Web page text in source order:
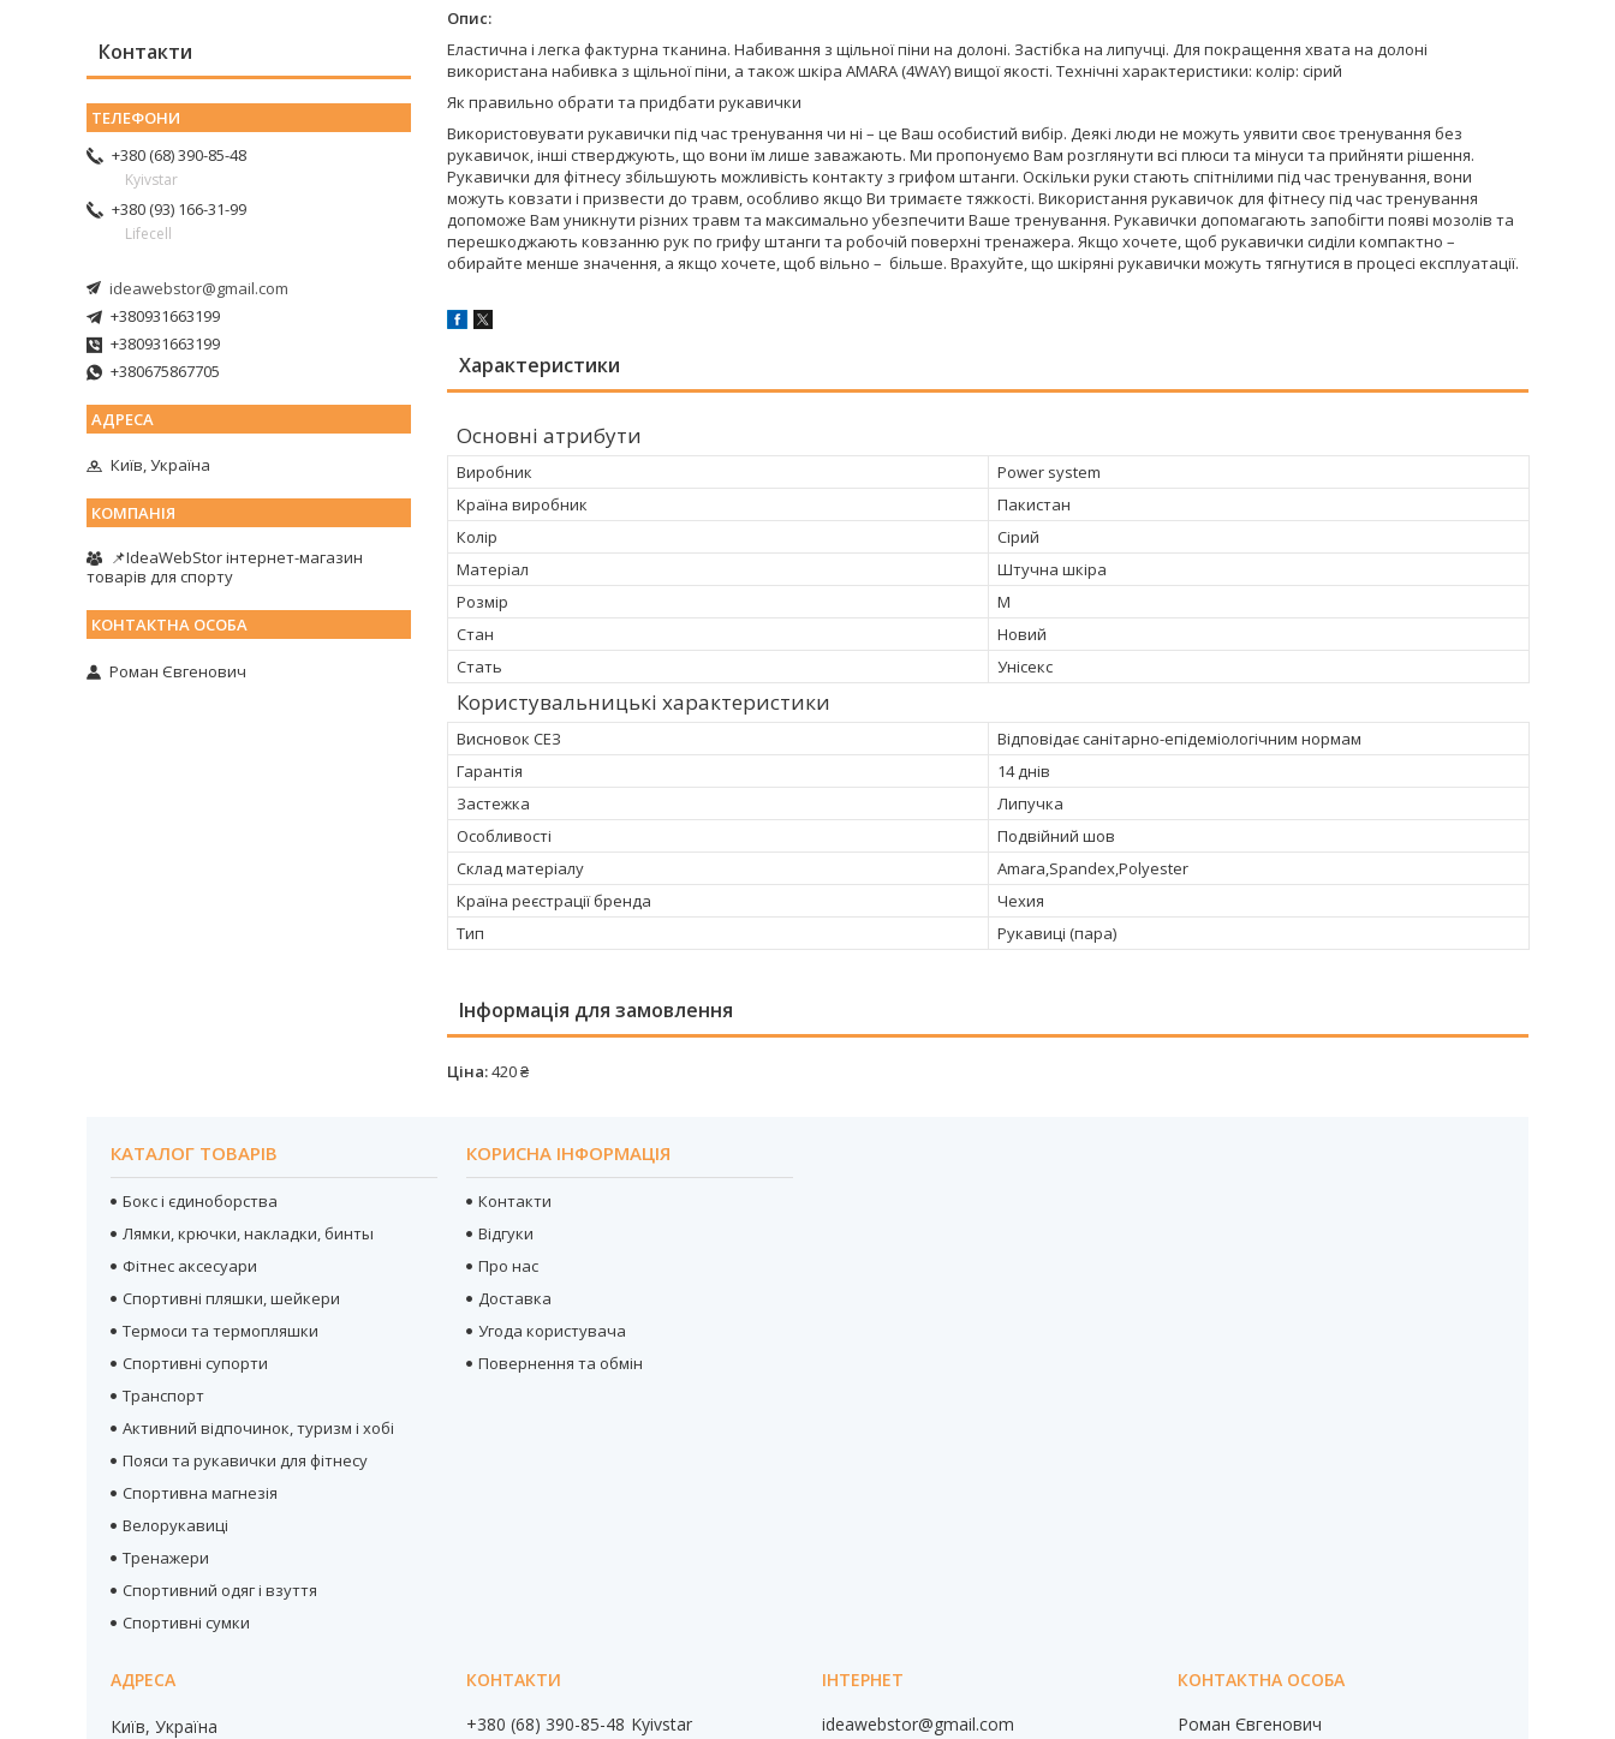
Опис:
Еластична і легка фактурна тканина. Набивання з щільної піни на долоні. Застібка на липучці. Для покращення хвата на долоні
використана набивка з щільної піни, а також шкіра AMARA (4WAY) вищої якості. Технічні характеристики: колір: сірий
Як правильно обрати та придбати рукавички
Використовувати рукавички під час тренування чи ні – це Ваш особистий вибір. Деякі люди не можуть уявити своє тренування без
рукавичок, інші стверджують, що вони їм лише заважають. Ми пропонуємо Вам розглянути всі плюси та мінуси та прийняти рішення.
Рукавички для фітнесу збільшують можливість контакту з грифом штанги. Оскільки руки стають спітнілими під час тренування, вони
можуть ковзати і призвести до травм, особливо якщо Ви тримаєте тяжкості. Використання рукавичок для фітнесу під час тренування
допоможе Вам уникнути різних травм та максимально убезпечити Ваше тренування. Рукавички допомагають запобігти появі мозолів та
перешкоджають ковзанню рук по грифу штанги та робочій поверхні тренажера. Якщо хочете, щоб рукавички сиділи компактно –
обирайте менше значення, а якщо хочете, щоб вільно – більше. Врахуйте, що шкіряні рукавички можуть тягнутися в процесі експлуатації.
Характеристики
Основні атрибути
Виробник
Power system
Країна виробник
Пакистан
Колір
Сірий
Матеріал
Штучна шкіра
Розмір
M
Стан
Новий
Стать
Унісекс
Користувальницькі характеристики
Висновок СЕЗ
Відповідає санітарно-епідеміологічним нормам
Гарантія
14 днів
Застежка
Липучка
Особливості
Подвійний шов
Склад матеріалу
Amara,Spandex,Polyester
Країна реєстрації бренда
Чехия
Тип
Рукавиці (пара)
Інформація для замовлення
Ціна:420 ₴
Контакти
+380 (68) 390-85-48
Kyivstar
+380 (93) 166-31-99
Lifecell
ideawebstor@gmail.com
+380931663199
+380931663199
+380675867705
Київ, Україна
📌IdeaWebStor інтернет-магазин
товарів для спорту
Роман Євгенович
КАТАЛОГ ТОВАРІВ
Бокс і єдиноборства
Лямки, крючки, накладки, бинты
Фітнес аксесуари
Спортивні пляшки, шейкери
Термоси та термопляшки
Спортивні супорти
Транспорт
Активний відпочинок, туризм і хобі
Пояси та рукавички для фітнесу
Спортивна магнезія
Велорукавиці
Тренажери
Спортивний одяг і взуття
Спортивні сумки
КОРИСНА ІНФОРМАЦІЯ
Контакти
Відгуки
Про нас
Доставка
Угода користувача
Повернення та обмін
Київ, Україна +380 (68) 390-85-48 Kyivstar ideawebstor@gmail.com Роман Євгенович